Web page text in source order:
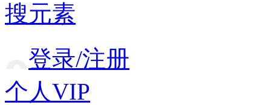
搜元素
登录/注册
个人VIP